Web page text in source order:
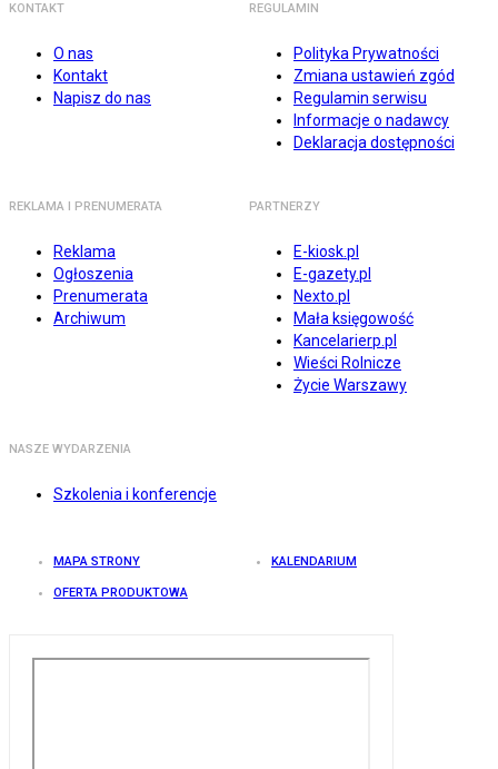
KONTAKT
O nas
Kontakt
Napisz do nas
REGULAMIN
Polityka Prywatności
Zmiana ustawień zgód
Regulamin serwisu
Informacje o nadawcy
Deklaracja dostępności
REKLAMA I PRENUMERATA
Reklama
Ogłoszenia
Prenumerata
Archiwum
PARTNERZY
E-kiosk.pl
E-gazety.pl
Nexto.pl
Mała księgowość
Kancelarierp.pl
Wieści Rolnicze
Życie Warszawy
NASZE WYDARZENIA
Szkolenia i konferencje
MAPA STRONY KALENDARIUM
OFERTA PRODUKTOWA